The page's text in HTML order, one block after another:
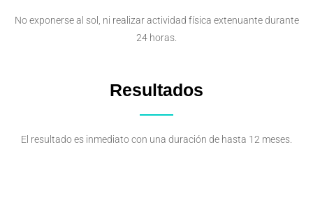
No exponerse al sol, ni realizar actividad física extenuante durante
24 horas.
Resultados
El resultado es inmediato con una duración de hasta 12 meses.